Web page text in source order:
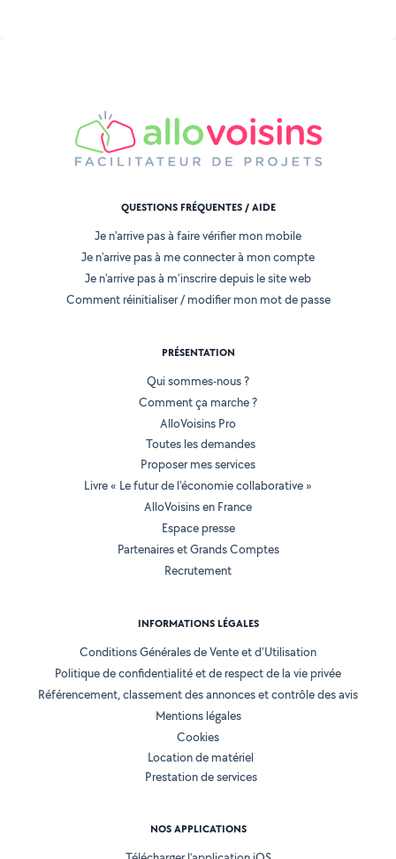
QUESTIONS FRÉQUENTES / AIDE
Je n'arrive pas à faire vérifier mon mobile
Je n'arrive pas à me connecter à mon compte
Je n'arrive pas à m'inscrire depuis le site web
Comment réinitialiser / modifier mon mot de passe
PRÉSENTATION
Qui sommes-nous ?
Comment ça marche ?
AlloVoisins Pro
Toutes les demandes
Proposer mes services
Livre « Le futur de l'économie collaborative »
AlloVoisins en France
Espace presse
Partenaires et Grands Comptes
Recrutement
INFORMATIONS LÉGALES
Conditions Générales de Vente et d'Utilisation
Politique de confidentialité et de respect de la vie privée
Référencement, classement des annonces et contrôle des avis
Mentions légales
Cookies
Location de matériel
Prestation de services
NOS APPLICATIONS